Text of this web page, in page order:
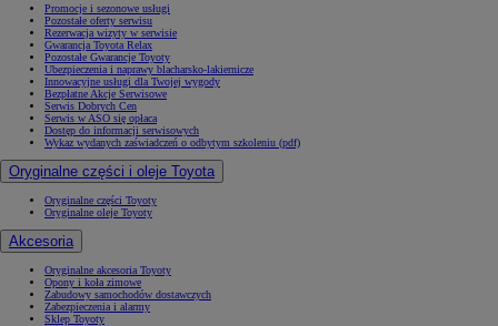
Promocje i sezonowe usługi
Pozostałe oferty serwisu
Rezerwacja wizyty w serwisie
Gwarancja Toyota Relax
Pozostałe Gwarancje Toyoty
Ubezpieczenia i naprawy blacharsko-lakiernicze
Innowacyjne usługi dla Twojej wygody
Bezpłatne Akcje Serwisowe
Serwis Dobrych Cen
Serwis w ASO się opłaca
Dostęp do informacji serwisowych
Wykaz wydanych zaświadczeń o odbytym szkoleniu (pdf)
Oryginalne części i oleje Toyota
Oryginalne części Toyoty
Oryginalne oleje Toyoty
Akcesoria
Oryginalne akcesoria Toyoty
Opony i koła zimowe
Zabudowy samochodów dostawczych
Zabezpieczenia i alarmy
Sklep Toyoty